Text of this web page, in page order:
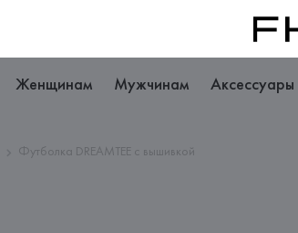
Женщинам Мужчинам Аксессуары
Футболка DREAMTEE с вышивкой